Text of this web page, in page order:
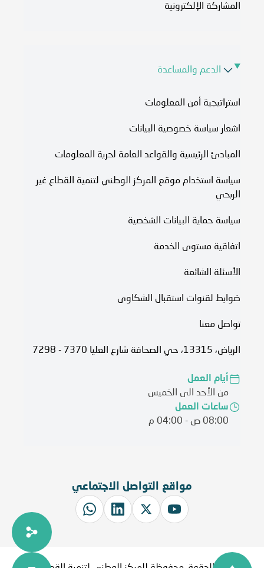
المشاركة الإلكترونية
الدعم والمساعدة
استراتيجية أمن المعلومات
اشعار سياسة خصوصية البيانات
المبادئ الرئيسية والقواعد العامة لحرية المعلومات
سياسة استخدام موقع المركز الوطني لتنمية القطاع غير
الربحي
سياسة حماية البيانات الشخصية
اتفاقية مستوى الخدمة​
الأسئلة الشائعة
ضوابط لقنوات استقبال الشكاوى
تواصل معنا
الرياض، 13315، حي الصحافة شارع العليا 7370 - 7298
أيام العمل
من الأحد الى الخميس
ساعات العمل
08:00 ص - 04:00 م
مواقع التواصل الاجتماعي